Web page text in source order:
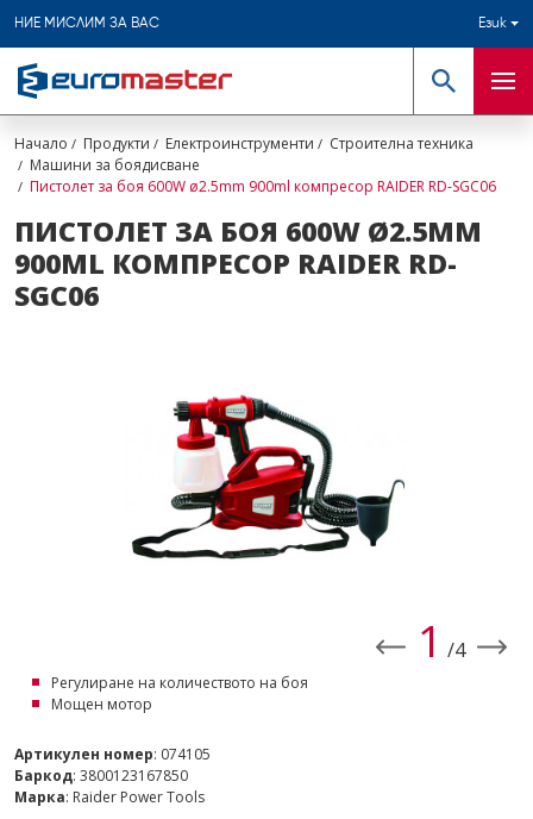
НИЕ МИСЛИМ ЗА ВАС Език
Търсене
Начало Продукти Електроинструменти
Строителна техника
Машини за боядисване
Пистолет за боя 600W ø2.5mm 900ml компресор RAIDER RD-SGC06
ПИСТОЛЕТ ЗА БОЯ 600W Ø2.5MM
900ML КОМПРЕСОР RAIDER RD-
SGC06
1 /4
Регулиране на количеството на боя
Мощен мотор
Артикулен номер: 074105
Баркод: 3800123167850
Марка: Raider Power Tools